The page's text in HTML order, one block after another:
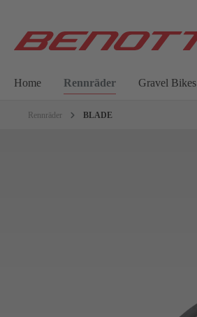
Home Rennräder Gravel Bikes
Rennräder BLADE